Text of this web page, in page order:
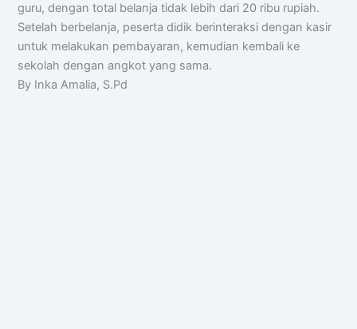
guru, dengan total belanja tidak lebih dari 20 ribu rupiah.
Setelah berbelanja, peserta didik berinteraksi dengan kasir
untuk melakukan pembayaran, kemudian kembali ke
sekolah dengan angkot yang sama.
By Inka Amalia, S.Pd